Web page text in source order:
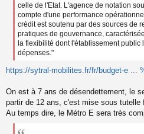
celle de l'Etat. L'agence de notation
compte d'une performance
crédit est soutenu par des sources de
pratiques de gouvernance,
la flexibilité dont l'établissement public
dépenses."
https://sytral-mobilites.fr/fr/budget-e ...
On est à 7 ans de désendettement, le
partir de 12 ans, c'est mise sous tutelle
Au temps dire, le Métro E sera très